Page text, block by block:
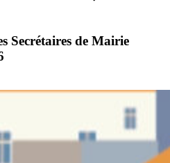
Secrétaires de Mairie